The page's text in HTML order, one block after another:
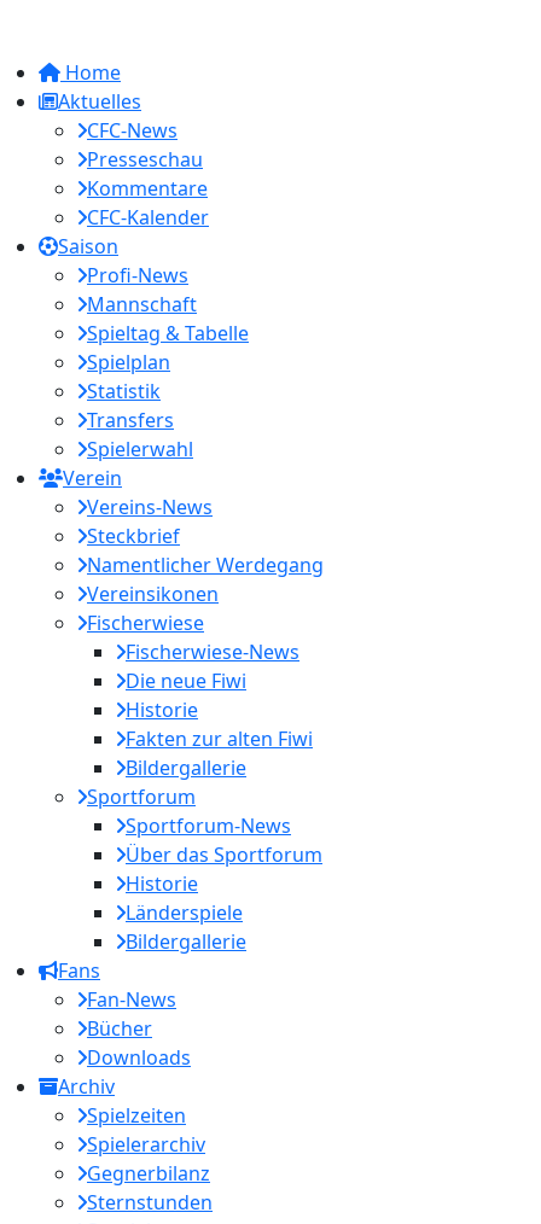
Home
Aktuelles
CFC-News
Presseschau
Kommentare
CFC-Kalender
Saison
Profi-News
Mannschaft
Spieltag & Tabelle
Spielplan
Statistik
Transfers
Spielerwahl
Verein
Vereins-News
Steckbrief
Namentlicher Werdegang
Vereinsikonen
Fischerwiese
Fischerwiese-News
Die neue Fiwi
Historie
Fakten zur alten Fiwi
Bildergallerie
Sportforum
Sportforum-News
Über das Sportforum
Historie
Länderspiele
Bildergallerie
Fans
Fan-News
Bücher
Downloads
Archiv
Spielzeiten
Spielerarchiv
Gegnerbilanz
Sternstunden